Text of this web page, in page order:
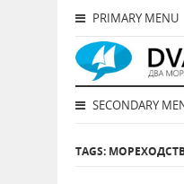
PRIMARY MENU
SECONDARY
TAGS: